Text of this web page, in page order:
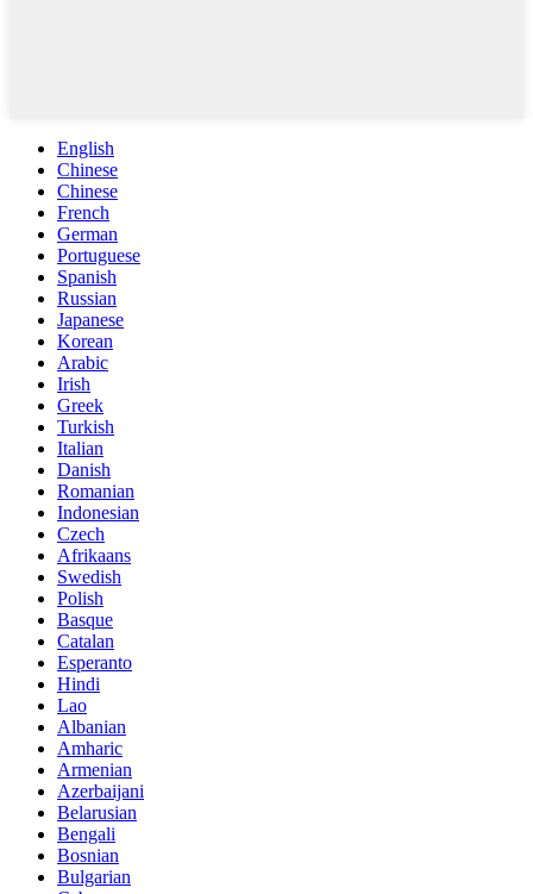
English
Chinese
Chinese
French
German
Portuguese
Spanish
Russian
Japanese
Korean
Arabic
Irish
Greek
Turkish
Italian
Danish
Romanian
Indonesian
Czech
Afrikaans
Swedish
Polish
Basque
Catalan
Esperanto
Hindi
Lao
Albanian
Amharic
Armenian
Azerbaijani
Belarusian
Bengali
Bosnian
Bulgarian